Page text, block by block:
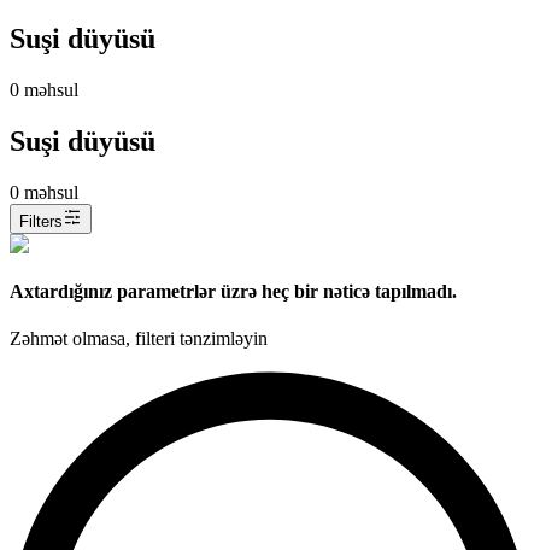
Suşi düyüsü
0 məhsul
Suşi düyüsü
0 məhsul
Filters
Axtardığınız parametrlər üzrə heç bir nəticə tapılmadı.
Zəhmət olmasa, filteri tənzimləyin